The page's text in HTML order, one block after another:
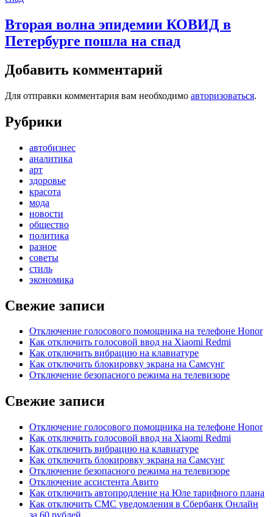
Вторая волна эпидемии КОВИД в
Петербурге пошла на спад
Добавить комментарий
Для отправки комментария вам необходимо авторизоваться.
Рубрики
автобизнес
аналитика
арт
здоровье
красота
мода
новости
общество
политика
разное
советы
стиль
экономика
Свежие записи
Отключение голосового помощника на телефоне Honor
Как отключить голосовой ввод на Xiaomi Redmi
Как отключить вибрацию на клавиатуре
Как отключить блокировку экрана на Самсунг
Отключение безопасного режима на телевизоре
Свежие записи
Отключение голосового помощника на телефоне Honor
Как отключить голосовой ввод на Xiaomi Redmi
Как отключить вибрацию на клавиатуре
Как отключить блокировку экрана на Самсунг
Отключение безопасного режима на телевизоре
Отключение ассистента Авито
Как отключить автопродление на Юле тарифного плана
Как отключить СМС уведомления в Сбербанк Онлайн